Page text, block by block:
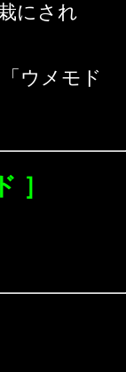
にされ
ウメモド
］